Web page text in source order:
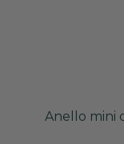
Anello mini